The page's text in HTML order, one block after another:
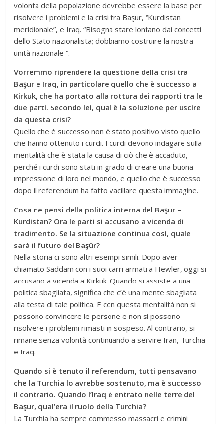
volontà della popolazione dovrebbe essere la base per
risolvere i problemi e la crisi tra Başur, “Kurdistan
meridionale”, e Iraq. “Bisogna stare lontano dai concetti
dello Stato nazionalista; dobbiamo costruire la nostra
unità nazionale “.
Vorremmo riprendere la questione della crisi tra
Başur e Iraq, in particolare quello che è successo a
Kirkuk, che ha portato alla rottura dei rapporti tra le
due parti. Secondo lei, qual è la soluzione per uscire
da questa crisi?
Quello che è successo non è stato positivo visto quello
che hanno ottenuto i curdi. I curdi devono indagare sulla
mentalità che è stata la causa di ciò che è accaduto,
perché i curdi sono stati in grado di creare una buona
impressione di loro nel mondo, e quello che è successo
dopo il referendum ha fatto vacillare questa immagine.
Cosa ne pensi della politica interna del Başur –
Kurdistan? Ora le parti si accusano a vicenda di
tradimento. Se la situazione continua così, quale
sarà il futuro del Başûr?
Nella storia ci sono altri esempi simili. Dopo aver
chiamato Saddam con i suoi carri armati a Hewler, oggi si
accusano a vicenda a Kirkuk. Quando si assiste a una
politica sbagliata, significa che c’è una mente sbagliata
alla testa di tale politica. E con questa mentalità non si
possono convincere le persone e non si possono
risolvere i problemi rimasti in sospeso. Al contrario, si
rimane senza volontà continuando a servire Iran, Turchia
e Iraq.
Quando si è tenuto il referendum, tutti pensavano
che la Turchia lo avrebbe sostenuto, ma è successo
il contrario. Quando l’Iraq è entrato nelle terre del
Başur, qual’era il ruolo della Turchia?
La Turchia ha sempre commesso massacri e crimini